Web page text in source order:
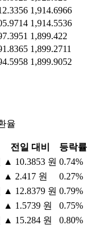
1,914.6966
1,914.5536
1,899.422
1,899.2711
1,899.9052
율
전일 대비
등락률
▲ 10.3853 원 0.74%
▲ 2.417 원
0.27%
▲ 12.8379 원 0.79%
▲ 1.5739 원
0.75%
▲ 15.284 원 0.80%